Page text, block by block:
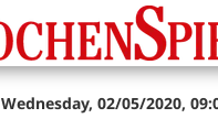
Wednesday, 02/05/2020,